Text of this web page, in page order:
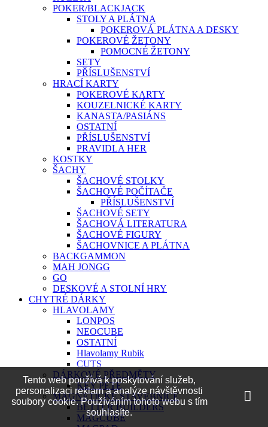
POKER/BLACKJACK
STOLY A PLÁTNA
POKEROVÁ PLÁTNA A DESKY
POKEROVÉ ŽETONY
POMOCNÉ ŽETONY
SETY
PŘÍSLUŠENSTVÍ
HRACÍ KARTY
POKEROVÉ KARTY
KOUZELNICKÉ KARTY
KANASTA/PASIÁNS
OSTATNÍ
PŘÍSLUŠENSTVÍ
PRAVIDLA HER
KOSTKY
ŠACHY
ŠACHOVÉ STOLKY
ŠACHOVÉ POČÍTAČE
PŘÍSLUŠENSTVÍ
ŠACHOVÉ SETY
ŠACHOVÁ LITERATURA
ŠACHOVÉ FIGURY
ŠACHOVNICE A PLÁTNA
BACKGAMMON
MAH JONGG
GO
DESKOVÉ A STOLNÍ HRY
CHYTRÉ DÁRKY
HLAVOLAMY
LONPOS
NEOCUBE
OSTATNÍ
Hlavolamy Rubik
CUTS
DÁRKOVÉ PŘEDMĚTY
KEY PETE
MAGNETICKÉ STAVEBNICE
BETTER BUILDERS
MAGCUBE
Tento web používá k poskytování služeb,
personalizaci reklam a analýze návštěvnosti
soubory cookie. Používáním tohoto webu s tím
souhlasíte.